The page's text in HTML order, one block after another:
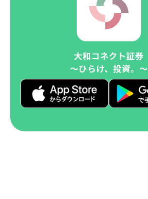
大和コネクト証券
～ひらけ、投資。～